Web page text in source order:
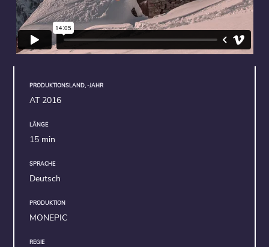
PRODUKTIONSLAND, -JAHR
AT 2016
LÄNGE
15 min
SPRACHE
Deutsch
PRODUKTION
MONEPIC
REGIE